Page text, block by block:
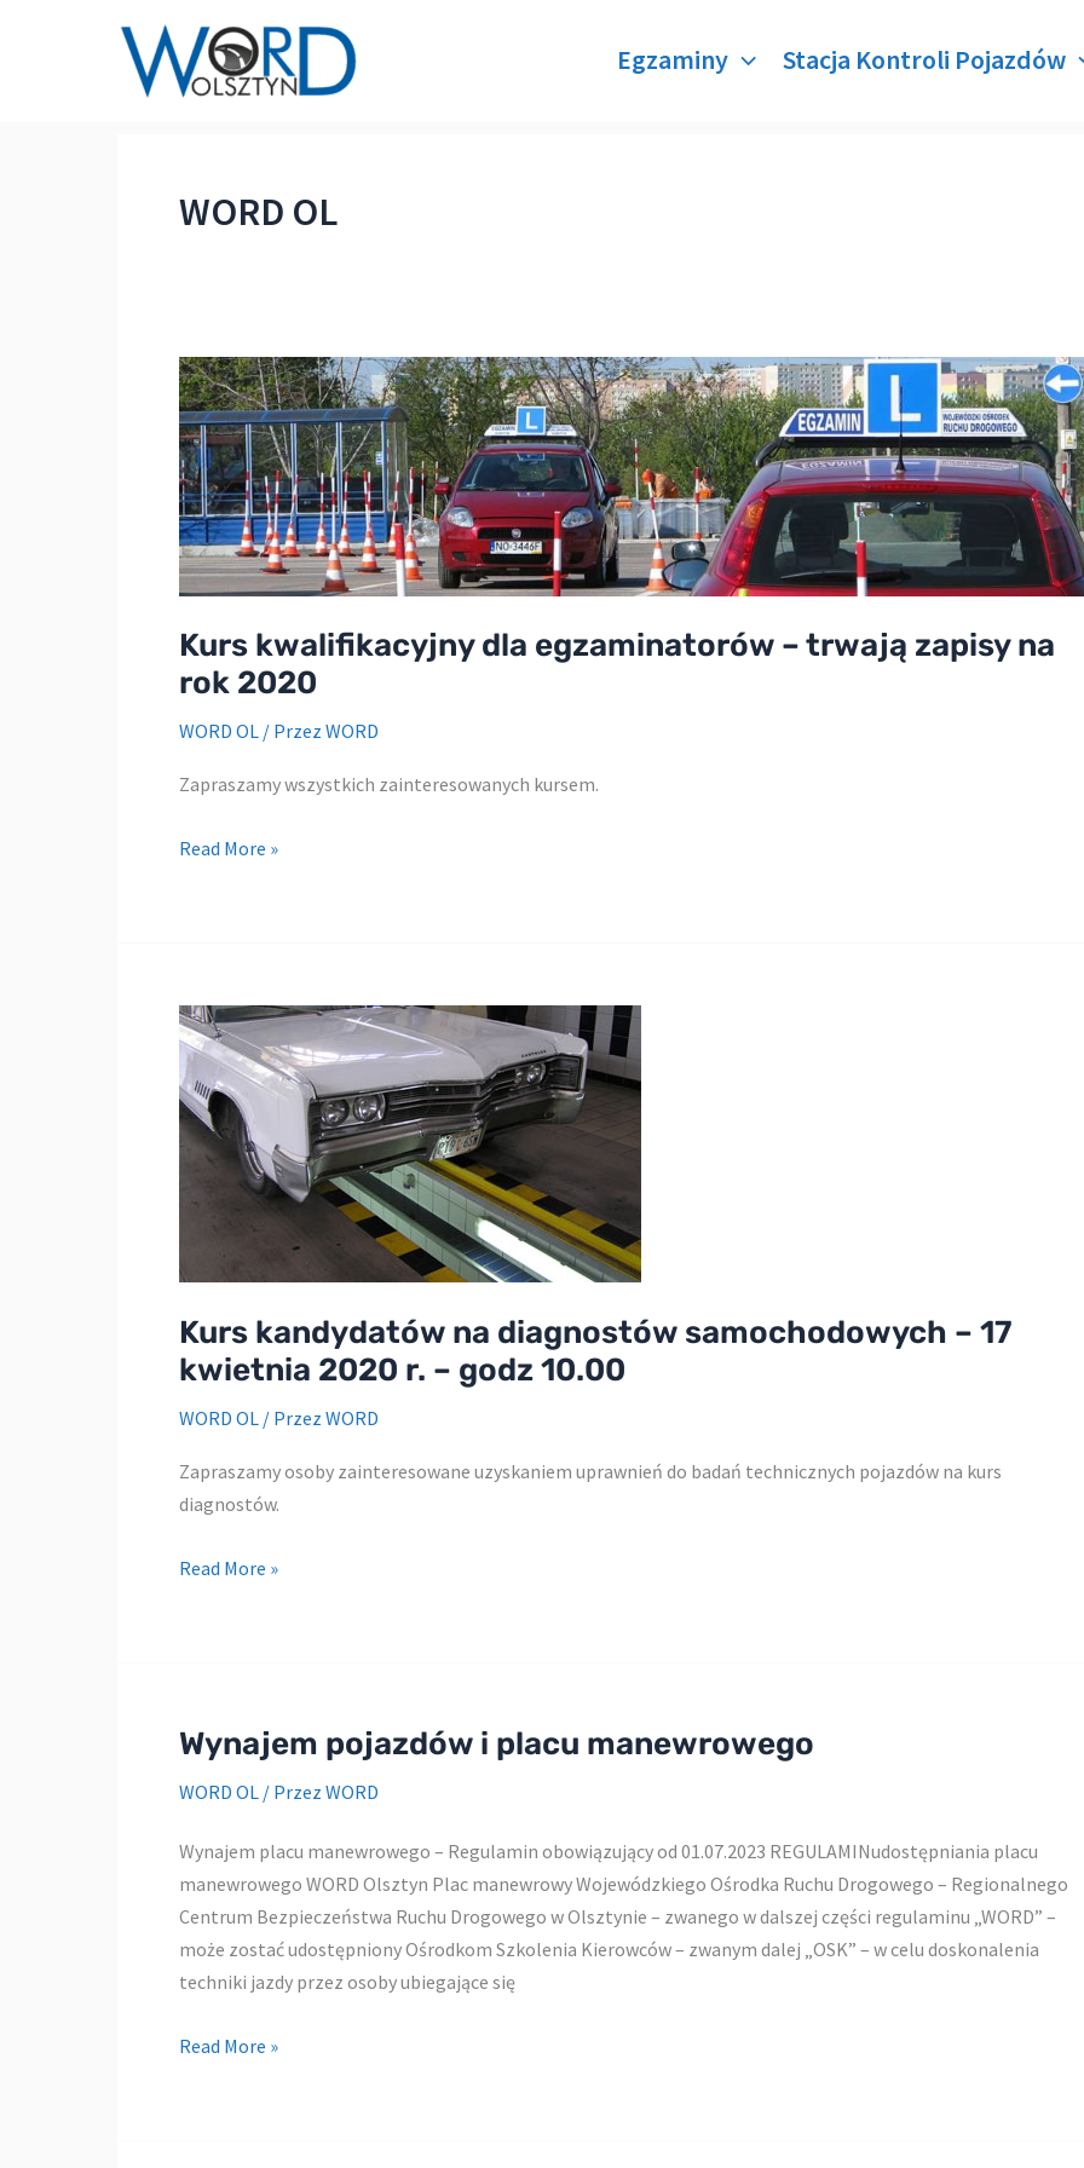
Egzaminy Stacja Kontroli Pojazdów
WORD OL
Kurs kwalifikacyjny dla egzaminatorów – trwają zapisy na
rok 2020
WORD OL / Przez WORD
Zapraszamy wszystkich zainteresowanych kursem.
Kurs
trwają
zapisy
na
rok
2020
Read More »
Kurs kandydatów na diagnostów samochodowych – 17
kwietnia 2020 r. – godz 10.00
WORD OL / Przez WORD
Zapraszamy osoby zainteresowane uzyskaniem uprawnień do badań technicznych pojazdów na kurs
diagnostów.
Kurs
–
17
kwietnia
r.
–
godz
10.00
Read More »
Wynajem pojazdów i placu manewrowego
WORD OL / Przez WORD
Wynajem placu manewrowego – Regulamin obowiązujący od 01.07.2023 REGULAMINudostępniania placu
manewrowego WORD Olsztyn Plac manewrowy Wojewódzkiego Ośrodka Ruchu Drogowego – Regionalnego
Centrum Bezpieczeństwa Ruchu Drogowego w Olsztynie – zwanego w dalszej części regulaminu „WORD” –
może zostać udostępniony Ośrodkom Szkolenia Kierowców – zwanym dalej „OSK” – w celu doskonalenia
techniki jazdy przez osoby ubiegające się
Wynajem
Read More »